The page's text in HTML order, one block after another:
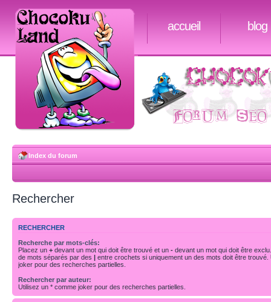
accueil blog
Index du forum
Rechercher
RECHERCHER
Recherche par mots-clés:
Placez un + devant un mot qui doit être trouvé et un - devant un mot qui doit être
de mots séparés par des | entre crochets si uniquement un des mots doit être trouvé.
joker pour des recherches partielles.
Rechercher par auteur:
Utilisez un * comme joker pour des recherches partielles.